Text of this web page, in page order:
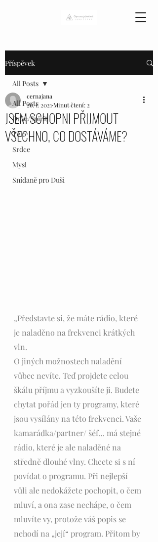
Příspěvek
All Posts
Duše/Spirit
Tělo
Srdce
Mysl
Snídaně pro Duši
All Posts
JSEM SCHOPNI PŘIJMOUT
VŠECHNO, CO DOSTÁVÁME?
cernajana
26. 1. 2021 Minut čtení: 2
„Představte si, že máte rádio, které
je naladěno na frekvenci krátkých
vln.
O jiných možnostech naladění
vůbec nevíte. Teď projdete celou
škálu příjmu a vyzkoušíte ji. Budete
chytat pořád jen ty programy, které
jsou vysílány na této frekvenci. Vaše
kamarádka/partner/ šéf… má stejné
rádio, které je ale naladěné na
středně dlouhé vlny. Chcete si s ní
povídat o programu. Při nejlepší
vůli ale nedokážete pochopit, o čem
mluví, a ona zase nechápe, o čem
mluvíte vy, protože váš popis se
nehodí na „její“ program. Přitom by